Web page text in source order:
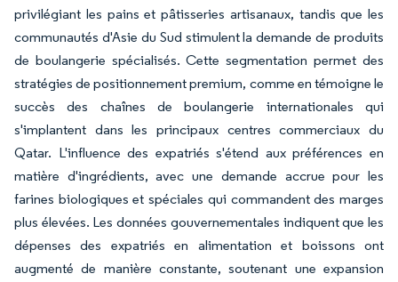
privilégiant les pains et pâtisseries artisanaux, tandis que les
communautés d'Asie du Sud stimulent la demande de produits
de boulangerie spécialisés. Cette segmentation permet des
stratégies de positionnement premium, comme en témoigne le
succès des chaînes de boulangerie internationales qui
s'implantent dans les principaux centres commerciaux du
Qatar. L'influence des expatriés s'étend aux préférences en
matière d'ingrédients, avec une demande accrue pour les
farines biologiques et spéciales qui commandent des marges
plus élevées. Les données gouvernementales indiquent que les
dépenses des expatriés en alimentation et boissons ont
augmenté de manière constante, soutenant une expansion